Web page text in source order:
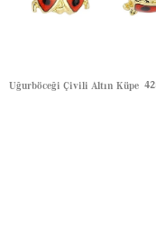
Uğurböceği Çivili Altın Küpe